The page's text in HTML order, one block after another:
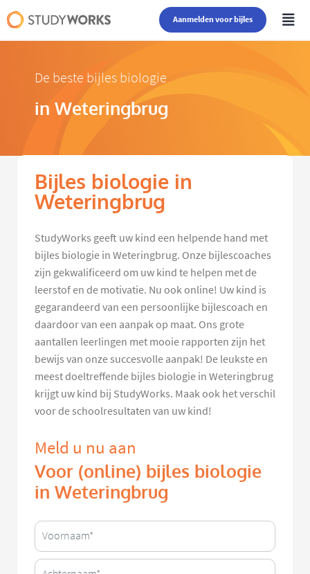
Aanmelden voor bijles
De beste bijles biologie
in Weteringbrug
Bijles biologie in
Weteringbrug
StudyWorks geeft uw kind een helpende hand met
bijles biologie in Weteringbrug. Onze bijlescoaches
zijn gekwalificeerd om uw kind te helpen met de
leerstof en de motivatie. Nu ook online! Uw kind is
gegarandeerd van een persoonlijke bijlescoach en
daardoor van een aanpak op maat. Ons grote
aantallen leerlingen met mooie rapporten zijn het
bewijs van onze succesvolle aanpak! De leukste en
meest doeltreffende bijles biologie in Weteringbrug
krijgt uw kind bij StudyWorks. Maak ook het verschil
voor de schoolresultaten van uw kind!
Meld u nu aan
Voor (online) bijles biologie
in Weteringbrug